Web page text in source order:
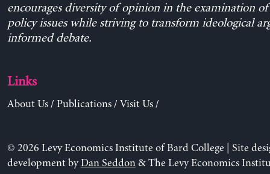
encourages diversity of opinion in the examination
policy issues while striving to transform ideological
informed debate.
Links
About Us/ Publications/ Visit Us/
© 2026 Levy Economics Institute of Bard College | Site
development byDan Seddon& The Levy Economics